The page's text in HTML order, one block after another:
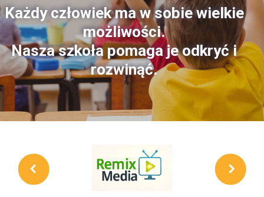
Każdy człowiek ma w sobie wielkie
możliwości.
Nasza szkoła pomaga je odkryć i
rozwinąć.